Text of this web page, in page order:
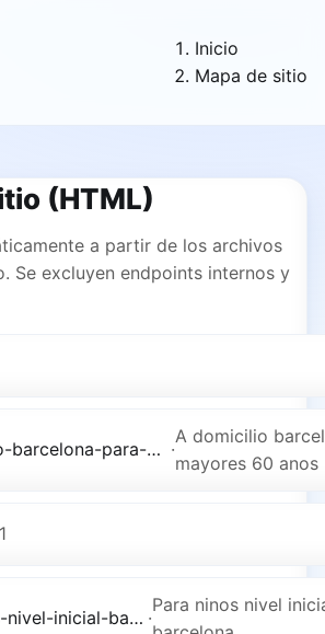
Inicio
Mapa de sitio
(HTML)
a partir de los archivos
Se excluyen endpoints internos y
/a-domicilio-barcelona-para-mayores-60-anos ·
A domicilio
mayores 60 anos
/para-ninos-nivel-inicial-barcelona ·
Para ninos nivel